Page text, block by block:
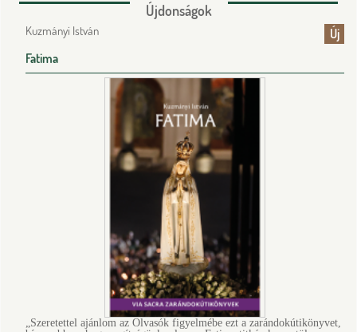
Újdonságok
Új
Kuzmányi István
Fatima
„Szeretettel ajánlom az Olvasók figyelmébe ezt a zarándok­útikönyvet,